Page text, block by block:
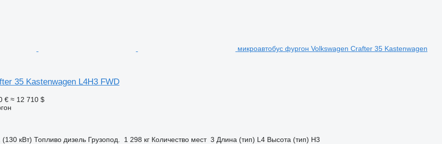
микроавтобус фургон Volkswagen Crafter 35 Kastenwagen
35 Kastenwagen L4H3 FWD
€ ≈ 12 710 $
(130 кВт) Топливо дизель Грузопод. 1 298 кг Количество мест 3 Длина (тип) L4 Высота (тип) H3